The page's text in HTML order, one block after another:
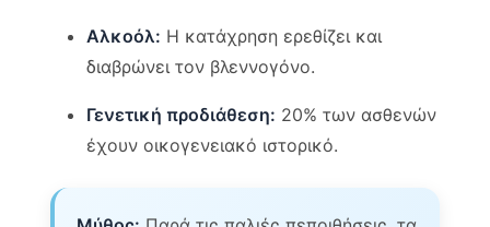
Αλκοόλ: Η κατάχρηση ερεθίζει και
διαβρώνει τον βλεννογόνο.
Γενετική προδιάθεση: 20% των ασθενών
έχουν οικογενειακό ιστορικό.